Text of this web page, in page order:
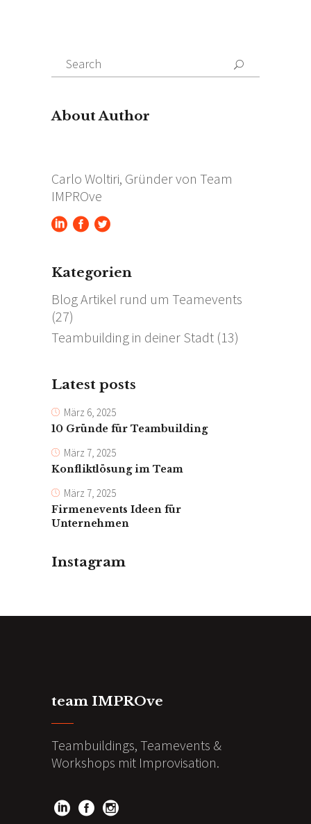
Search
for:
About Author
Carlo Woltiri, Gründer von Team
IMPROve
Kategorien
Blog Artikel rund um Teamevents
(27)
Teambuilding in deiner Stadt (13)
Latest posts
März 6, 2025
10 Gründe für Teambuilding
März 7, 2025
Konfliktlösung im Team
März 7, 2025
Firmenevents Ideen für
Unternehmen
Instagram
team IMPROve
Teambuildings, Teamevents &
Workshops mit Improvisation.